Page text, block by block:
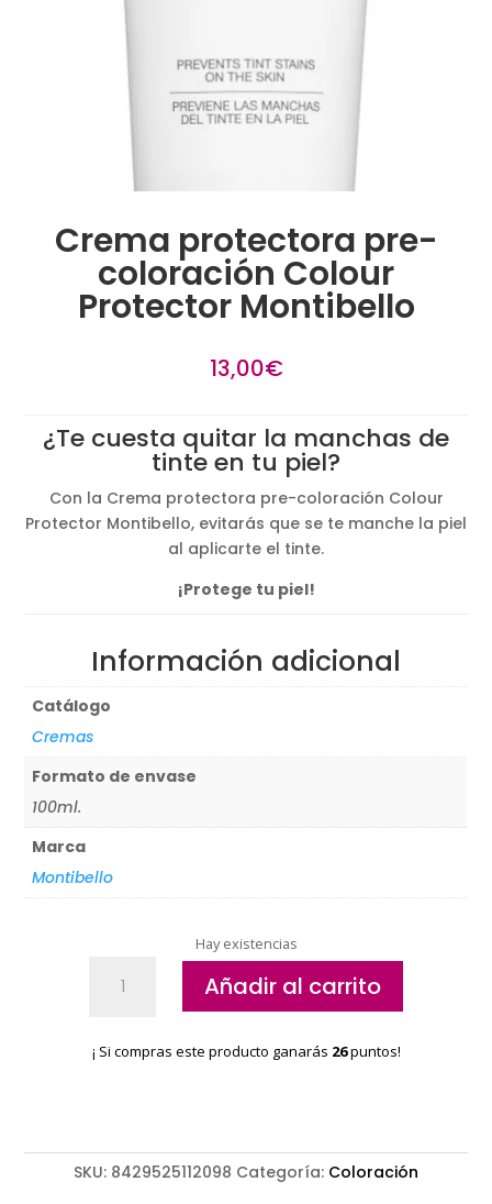
Crema protectora pre-
coloración Colour
Protector Montibello
13,00€
¿Te cuesta quitar la manchas de
tinte en tu piel?
Con la Crema protectora pre-coloración Colour
Protector Montibello, evitarás que se te manche la piel
al aplicarte el tinte.
¡Protege tu piel!
Información adicional
Catálogo
Cremas
Formato de envase
100ml.
Marca
Montibello
Hay existencias
protectora
coloración
Añadir al carrito
¡ Si compras este producto ganarás 26puntos!
SKU: 8429525112098 Categoría: Coloración